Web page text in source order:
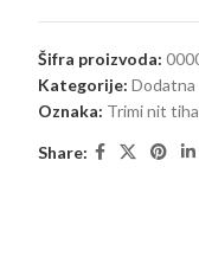
Šifra proizvoda:
Kategorije: Dodatna
Oznaka: Trimi nit
Share: